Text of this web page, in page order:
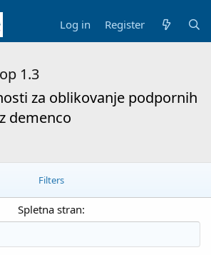
Log in Register
1.3
za oblikovanje podpornih
demenco
Filters
Spletna stran: